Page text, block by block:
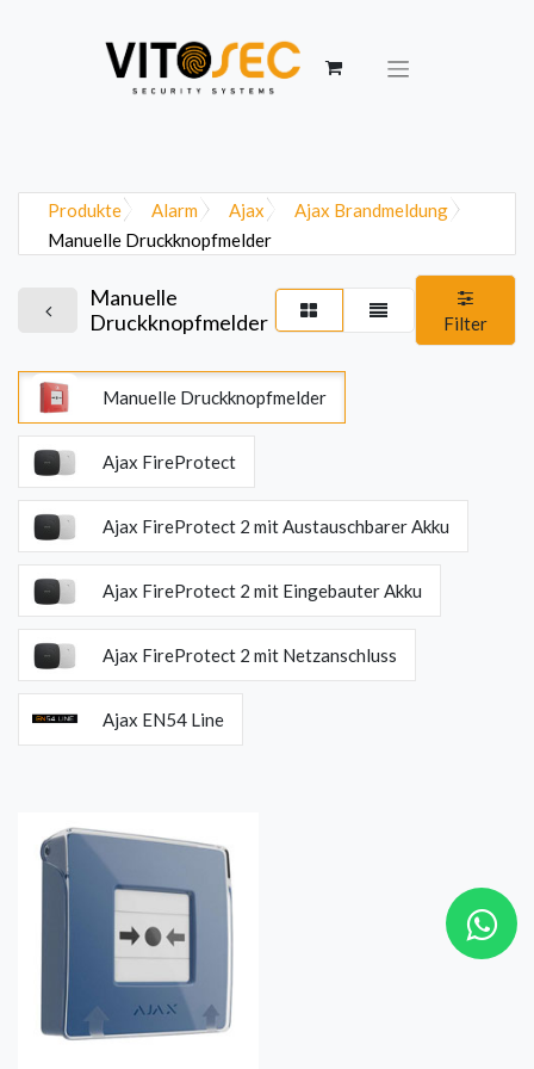
Produkte Alarm Ajax
Ajax Brandmeldung
Manuelle Druckknopfmelder
Manuelle
Druckknopfmelder
Filter
Manuelle Druckknopfmelder
Ajax FireProtect
Ajax FireProtect 2 mit Austauschbarer Akku
Ajax FireProtect 2 mit Eingebauter Akku
Ajax FireProtect 2 mit Netzanschluss
Ajax EN54 Line